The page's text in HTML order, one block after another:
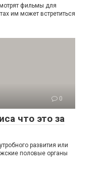
фильмы для
им может встретиться
0
что это за
развития или
половые органы